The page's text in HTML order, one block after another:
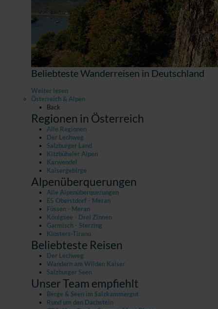
Beliebteste Wanderreisen in Deutschland
Weiter lesen
Österreich & Alpen
Back
Regionen in Österreich
Alle Regionen
Der Lechweg
Salzburger Land
Kitzbüheler Alpen
Karwendel
Kaisergebirge
Alpenüberquerungen
Alle Alpenüberquerungen
E5 Oberstdorf - Meran
Füssen - Meran
Königsee - Drei Zinnen
Garmisch - Sterzing
Klosters-Tirano
Beliebteste Reisen
Der Lechweg
Wandern am Wilden Kaiser
Salzburger Seen
Unser Team empfiehlt
Berge & Seen im Salzkammergut
Rund um den Dachstein